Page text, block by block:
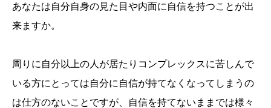
あなたは自分自身の見た目や内面に自信を持つことが出
来ますか。
周りに自分以上の人が居たりコンプレックスに苦しんで
いる方にとっては自分に自信が持てなくなってしまうの
は仕方のないことですが、自信を持てないままでは様々